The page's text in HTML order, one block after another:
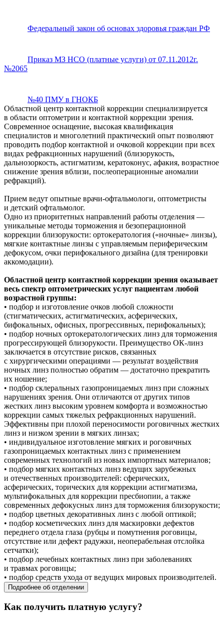
Федеральный закон об основах здоровья граждан РФ
Приказ МЗ НСО (платные услуги) от 07.11.2012г.
№2065
№40 ПМУ в ГНОКБ
Областной центр контактной коррекции специализируется
в области оптометрии и контактной коррекции зрения.
Современное оснащение, высокая квалификация
специалистов и многолетний практический опыт позволяют
проводить подбор контактной и очковой коррекции при всех
видах рефракционных нарушений (близорукость,
дальнозоркость, астигматизм, кератоконус, афакия, возрастное
снижение зрения вблизи, послеоперационные аномалии
рефракций).
Прием ведут опытные врачи-офтальмологи, оптометристы
и детский офтальмолог.
Одно из приоритетных направлений работы отделения —
уникальные методы торможения и безоперационной
коррекции близорукости: ортокератология («ночные» линзы),
мягкие контактные линзы с управляемым периферическим
дефокусом, очки перифокального дизайна (для тренировки
аккомодации).
Областной центр контактной коррекции зрения оказывает
весь спектр оптометрических услуг пациентам любой
возрастной группы:
• подбор и изготовление очков любой сложности
(стигматических, астигматических, асферических,
бифокальных, офисных, прогрессивных, перифокальных);
• подбор ночных ортокератологических линз для торможения
прогрессирующей близорукости. Преимущество ОК-линз
заключается в отсутствие рисков, связанных
с хирургическими операциями — результат воздействия
ночных линз полностью обратим — достаточно прекратить
их ношение;
• подбор склеральных газопроницаемых линз при сложных
нарушениях зрения. Они отличаются от других типов
жестких линз высоким уровнем комфорта и возможностью
коррекции самых тяжелых рефракционных нарушений.
Эффективны при плохой переносимости роговичных жестких
линз и низком зрении в мягких линзах;
• индивидуальное изготовление мягких и роговичных
газопроницаемых контактных линз с применением
современных технологий из новых импортных материалов;
• подбор мягких контактных линз ведущих зарубежных
и отечественных производителей: сферических,
асферических, торических для коррекции астигматизма,
мультифокальных для коррекции пресбиопии, а также
современных дефокусных линз для торможения близорукости;
• подбор цветных декоративных линз с любой оптикой;
• подбор косметических линз для маскировки дефектов
переднего отдела глаза (рубцы и помутнения роговицы,
отсутствие или дефект радужки, неоперабельная отслойка
сетчатки);
• подбор лечебных контактных линз при заболеваниях
и травмах роговицы;
• подбор средств ухода от ведущих мировых производителей.
Подробнее об отделении
Как получить платную услугу?